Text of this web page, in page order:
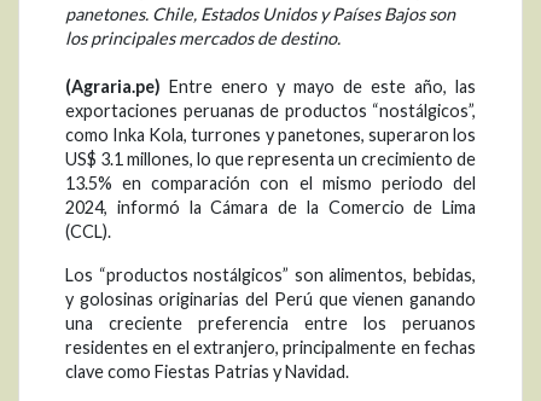
panetones. Chile, Estados Unidos y Países Bajos son
los principales mercados de destino.
(Agraria.pe) Entre enero y mayo de este año, las
exportaciones peruanas de productos “nostálgicos”,
como Inka Kola, turrones y panetones, superaron los
US$ 3.1 millones, lo que representa un crecimiento de
13.5% en comparación con el mismo periodo del
2024, informó la Cámara de la Comercio de Lima
(CCL).
Los “productos nostálgicos” son alimentos, bebidas,
y golosinas originarias del Perú que vienen ganando
una creciente preferencia entre los peruanos
residentes en el extranjero, principalmente en fechas
clave como Fiestas Patrias y Navidad.